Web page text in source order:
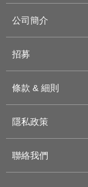
公司簡介
招募
條款 & 細則
隱私政策
聯絡我們